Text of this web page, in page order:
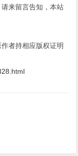
来留言告知，本站
者持相应版权证明